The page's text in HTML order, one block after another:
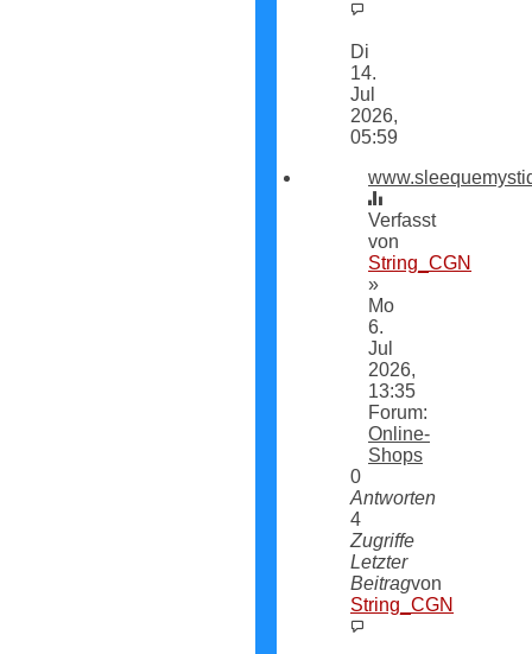
Beitrag
Di
14.
Jul
2026,
05:59
Verfasst
von
String_CGN
»
Mo
6.
Jul
2026,
13:35
Forum:
Online-
Shops
0
Antworten
4
Zugriffe
Letzter
Beitragvon
String_CGN